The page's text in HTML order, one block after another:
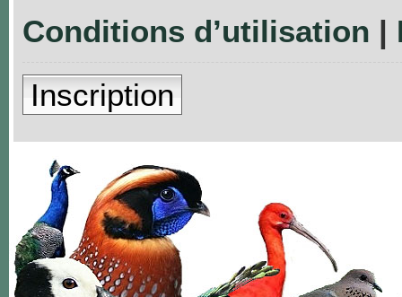
Conditions d’utilisation |
Inscription